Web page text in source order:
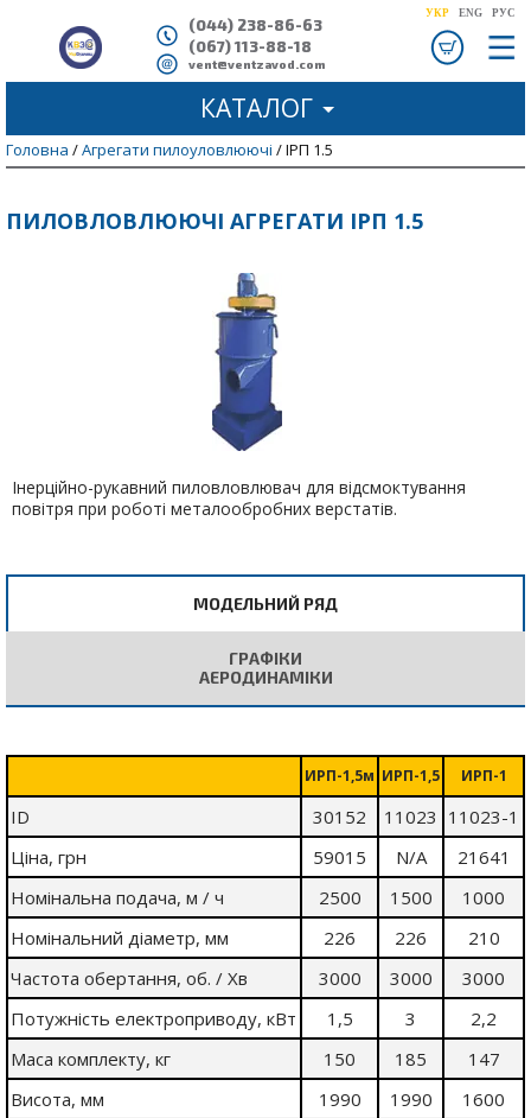
(044) 238-86-63
(067) 113-88-18
vent@ventzavod.com
УКР ENG РУС
Головна /Агрегати пилоуловлюючі / ІРП 1.5
ПИЛОВЛОВЛЮЮЧІ АГРЕГАТИ ІРП 1.5
Інерційно-рукавний пиловловлювач для відсмоктування
повітря при роботі металообробних верстатів.
МОДЕЛЬНИЙ РЯД
ГРАФІКИ
АЕРОДИНАМІКИ
ИРП-1,5м ИРП-1,5 ИРП-1
ID 30152 11023 11023-1
Ціна, грн
59015 N/A
21641
Номінальна подача, м / ч
2500 1500
1000
Номінальний діаметр, мм
226 226
210
Частота обертання, об. / Хв
3000 3000
3000
Потужність електроприводу, кВт
1,5 3
2,2
Маса комплекту, кг
150 185
147
Висота, мм
1990 1990 1600
КАТАЛОГ